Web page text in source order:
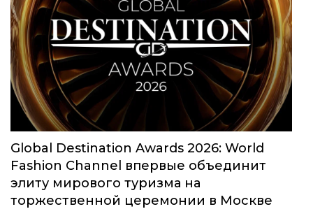
Global Destination Awards 2026: World
Fashion Channel впервые объединит
элиту мирового туризма на
торжественной церемонии в Москве